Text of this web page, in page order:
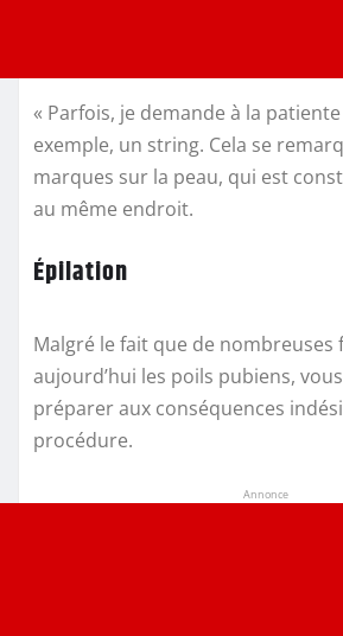
« Parfois, je demande à la
exemple, un string. Cela se
marques sur la peau, qui est
au même endroit.
Épilation
Malgré le fait que de nombreuses
aujourd’hui les poils pubiens,
préparer aux conséquences
procédure.
Annonce